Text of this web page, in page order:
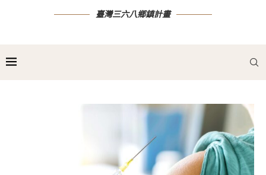
臺灣三六八鄉鎮計畫